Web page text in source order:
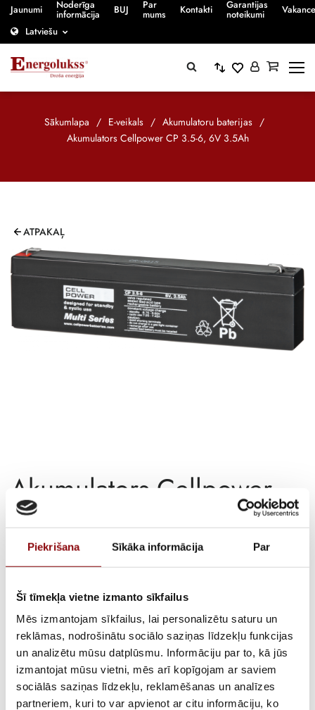
Piekrišana Sīkāka informācija Par
Šī tīmekļa vietne izmanto sīkfailus
Mēs izmantojam sīkfailus, lai personalizētu saturu un
reklāmas, nodrošinātu sociālo saziņas līdzekļu funkcijas
un analizētu mūsu datplūsmu. Informāciju par to, kā jūs
izmantojat mūsu vietni, mēs arī kopīgojam ar saviem
sociālās saziņas līdzekļu, reklamēšanas un analīzes
partneriem, kuri to var apvienot ar citu informāciju, ko
Jaunumi Noderīga
informācija BUJ Par
mums Kontakti Garantijas
noteikumi
Latviešu
Sākumlapa / E-veikals / Akumulatoru baterijas /
Akumulators Cellpower CP 3.5-6, 6V 3.5Ah
ATPAKAĻ
Akumulators Cellpower
CP 3.5-6, 6V 3.5Ah
€6,26
ar PVN
ATLIKUMS
ARTIKULS 15130816
RAŽOTĀJA KODS CP 3.5-6
PIEGĀDES LAIKS, JA PRECE NAV
NOLIKTAVĀ RĪGĀ